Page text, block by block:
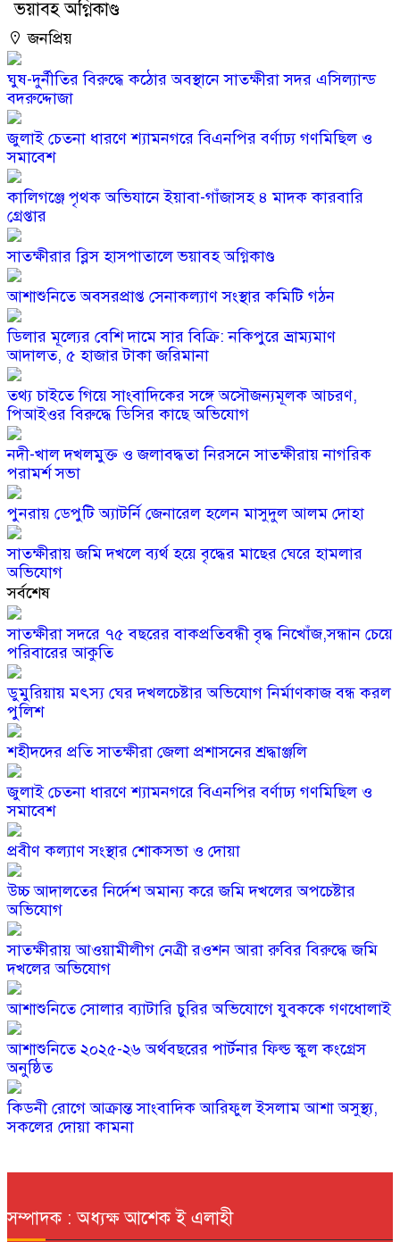
ভয়াবহ অগ্নিকাণ্ড
জনপ্রিয়
ঘুষ-দুর্নীতির বিরুদ্ধে কঠোর অবস্থানে সাতক্ষীরা সদর এসিল্যান্ড
বদরুদ্দোজা
জুলাই চেতনা ধারণে শ্যামনগরে বিএনপির বর্ণাঢ্য গণমিছিল ও
সমাবেশ
কালিগঞ্জে পৃথক অভিযানে ইয়াবা-গাঁজাসহ ৪ মাদক কারবারি
গ্রেপ্তার
সাতক্ষীরার ব্লিস হাসপাতালে ভয়াবহ অগ্নিকাণ্ড
আশাশুনিতে অবসরপ্রাপ্ত সেনাকল্যাণ সংস্থার কমিটি গঠন
ডিলার মূল্যের বেশি দামে সার বিক্রি: নকিপুরে ভ্রাম্যমাণ
আদালত, ৫ হাজার টাকা জরিমানা
তথ্য চাইতে গিয়ে সাংবাদিকের সঙ্গে অসৌজন্যমূলক আচরণ,
পিআইওর বিরুদ্ধে ডিসির কাছে অভিযোগ
নদী-খাল দখলমুক্ত ও জলাবদ্ধতা নিরসনে সাতক্ষীরায় নাগরিক
পরামর্শ সভা
পুনরায় ডেপুটি অ্যাটর্নি জেনারেল হলেন মাসুদুল আলম দোহা
সাতক্ষীরায় জমি দখলে ব্যর্থ হয়ে বৃদ্ধের মাছের ঘেরে হামলার
অভিযোগ
সর্বশেষ
সাতক্ষীরা সদরে ৭৫ বছরের বাকপ্রতিবন্ধী বৃদ্ধ নিখোঁজ,সন্ধান চেয়ে
পরিবারের আকুতি
ডুমুরিয়ায় মৎস্য ঘের দখলচেষ্টার অভিযোগ নির্মাণকাজ বন্ধ করল
পুলিশ
শহীদদের প্রতি সাতক্ষীরা জেলা প্রশাসনের শ্রদ্ধাঞ্জলি
জুলাই চেতনা ধারণে শ্যামনগরে বিএনপির বর্ণাঢ্য গণমিছিল ও
সমাবেশ
প্রবীণ কল্যাণ সংস্থার শোকসভা ও দোয়া
উচ্চ আদালতের নির্দেশ অমান্য করে জমি দখলের অপচেষ্টার
অভিযোগ
সাতক্ষীরায় আওয়ামীলীগ নেত্রী রওশন আরা রুবির বিরুদ্ধে জমি
দখলের অভিযোগ
আশাশুনিতে সোলার ব্যাটারি চুরির অভিযোগে যুবককে গণধোলাই
আশাশুনিতে ২০২৫-২৬ অর্থবছরের পার্টনার ফিল্ড স্কুল কংগ্রেস
অনুষ্ঠিত
কিডনী রোগে আক্রান্ত সাংবাদিক আরিফুল ইসলাম আশা অসুস্থ্য,
সকলের দোয়া কামনা
সম্পাদক : অধ্যক্ষ আশেক ই এলাহী